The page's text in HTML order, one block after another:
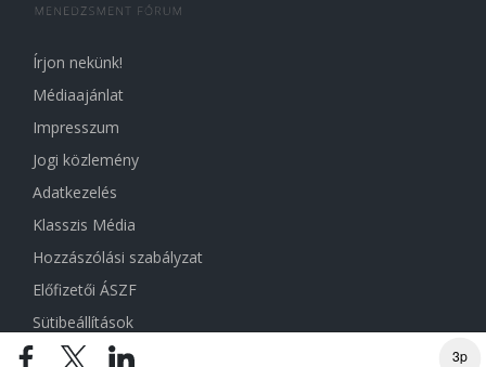
3p
Írjon nekünk!
Médiaajánlat
Impresszum
Jogi közlemény
Adatkezelés
Klasszis Média
Hozzászólási szabályzat
Előfizetői ÁSZF
Sütibeállítások